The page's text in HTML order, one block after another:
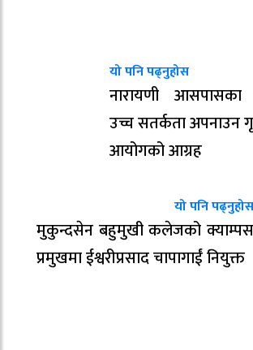
यो पनि पढ्नुहोस
नारायणी आसपासका
उच्च सतर्कता अपनाउन
आयोगको आग्रह
यो पनि पढ्नुहोस
मुकुन्दसेन बहुमुखी कलेजको क्याम्पस
प्रमुखमा ईश्वरीप्रसाद चापागाईं नियुक्त